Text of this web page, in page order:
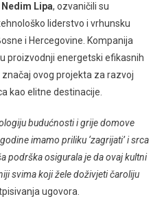
Nedim Lipa, ozvaničili su
liderstvo i vrhunsku
i Hercegovine. Kompanija
proizvodnji energetski efikasnih
ovog projekta za razvoj
kao elitne destinacije.
budućnosti i grije domove
imamo priliku ‘zagrijati’ i srca
podrška osigurala je da ovaj kultni
svima koji žele doživjeti čaroliju
ugovora.